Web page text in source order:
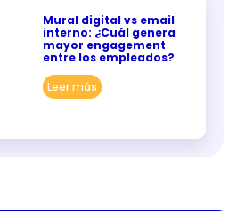
Mural digital vs email
interno: ¿Cuál genera
mayor engagement
entre los empleados?
Leer más